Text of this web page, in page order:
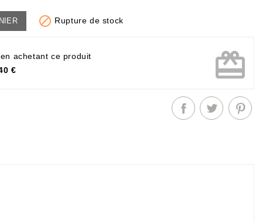
 Rupture de stock
en achetant ce produit
€ card_giftcard